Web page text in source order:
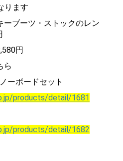
ります
ーブーツ・ストックのレン
円
ら
ーボードセット
products/detail/1681
products/detail/1682